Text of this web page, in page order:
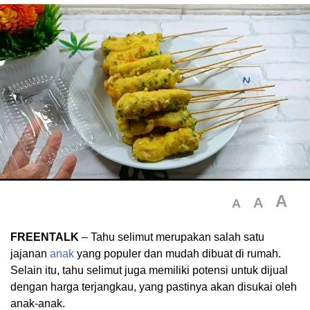
A A A
FREENTALK – Tahu selimut merupakan salah satu
jajanan anak yang populer dan mudah dibuat di rumah.
Selain itu, tahu selimut juga memiliki potensi untuk dijual
dengan harga terjangkau, yang pastinya akan disukai oleh
anak-anak.